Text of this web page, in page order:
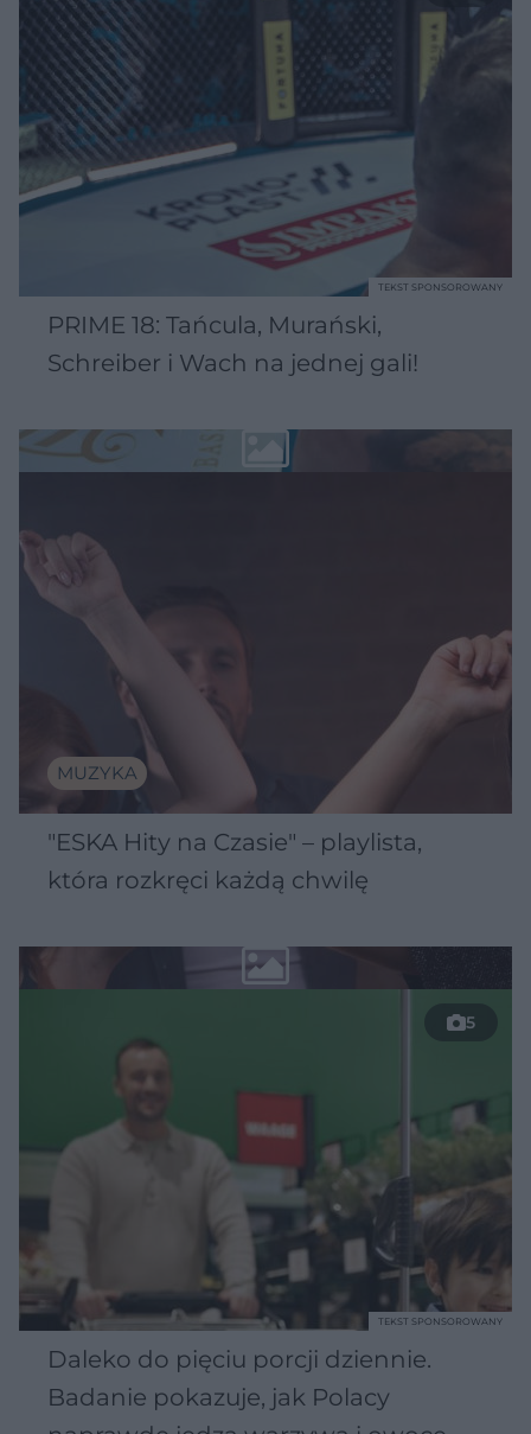
PRIME 18: Tańcula, Murański,
Schreiber i Wach na jednej gali!
TEKST SPONSOROWANY
MUZYKA
"ESKA Hity na Czasie" – playlista,
która rozkręci każdą chwilę
5
Daleko do pięciu porcji dziennie.
Badanie pokazuje, jak Polacy
TEKST SPONSOROWANY